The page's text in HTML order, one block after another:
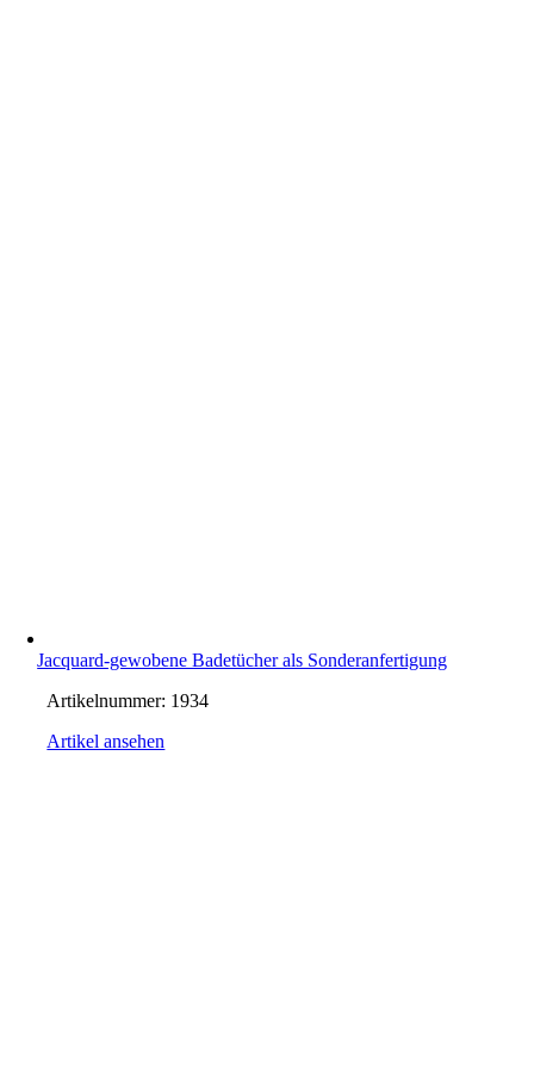
Jacquard-gewobene Badetücher als Sonderanfertigung
Artikelnummer: 1934
Artikel ansehen